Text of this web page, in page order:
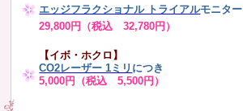
エッジフラクショナル トライアルモニター
29,800円（税込 32,780円）
【イボ・ホクロ】
CO2レーザー 1ミリ につき
5,000円（税込 5,500円）